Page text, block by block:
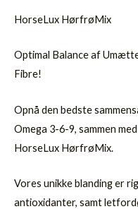
HorseLux HørfrøMix
Optimal Balance af
Fibre!
Opnå den bedste
Omega 3-6-9, sammen
HorseLux HørfrøMix.
Vores unikke blanding er
antioxidanter, samt